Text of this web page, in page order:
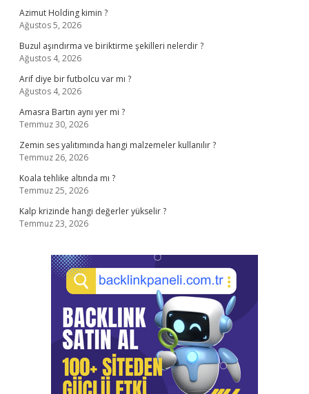
Azimut Holding kimin ?
Ağustos 5, 2026
Buzul aşındırma ve biriktirme şekilleri nelerdir ?
Ağustos 4, 2026
Arif diye bir futbolcu var mı ?
Ağustos 4, 2026
Amasra Bartın aynı yer mi ?
Temmuz 30, 2026
Zemin ses yalıtımında hangi malzemeler kullanılır ?
Temmuz 26, 2026
Koala tehlike altında mı ?
Temmuz 25, 2026
Kalp krizinde hangi değerler yükselir ?
Temmuz 23, 2026